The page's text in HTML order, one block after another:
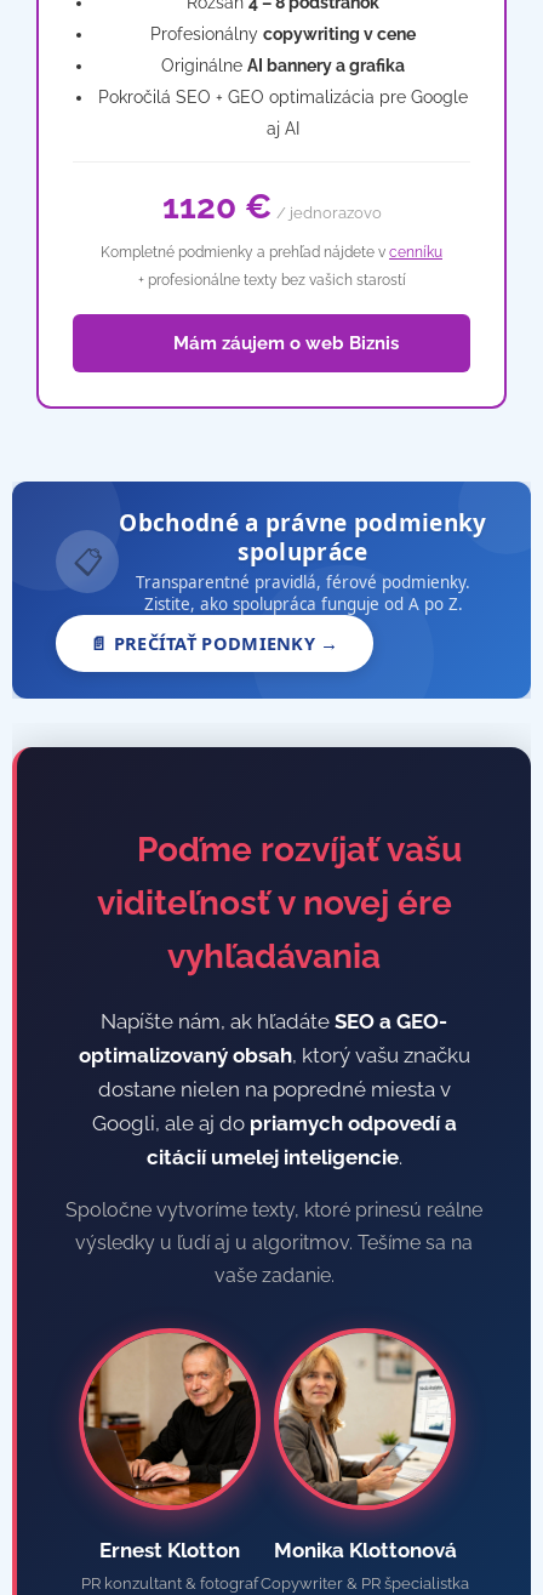
Profesionálny copywriting v cene
Originálne AI bannery a grafika
Pokročilá SEO + GEO optimalizácia pre Google
aj AI
1120 € / jednorazovo
Kompletné podmienky a prehľad nájdete v cenníku
+ profesionálne texty bez vašich starostí
📦 Mám záujem o web Biznis
📋
Obchodné a právne podmienky
spolupráce
Transparentné pravidlá, férové podmienky.
Zistite, ako spolupráca funguje od A po Z.
📄 PREČÍTAŤ PODMIENKY →
🚀 Poďme rozvíjať vašu
viditeľnosť v novej ére
vyhľadávania
Napíšte nám, ak hľadáte SEO a GEO-
optimalizovaný obsah, ktorý vašu značku
dostane nielen na popredné miesta v
Googli, ale aj do priamych odpovedí a
citácií umelej inteligencie.
Spoločne vytvoríme texty, ktoré prinesú reálne
výsledky u ľudí aj u algoritmov. Tešíme sa na
vaše zadanie.
Ernest Klotton
PR konzultant & fotograf
Monika Klottonová
Copywriter & PR špecialistka